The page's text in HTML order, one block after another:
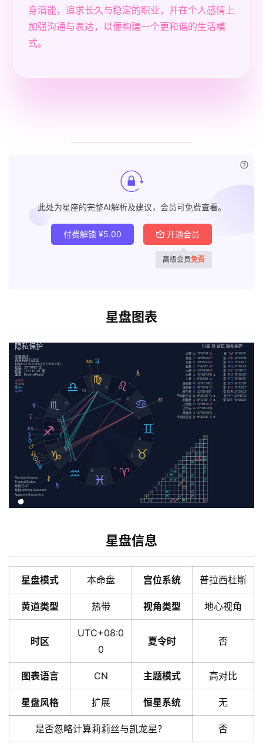
身潜能，追求长久与稳定的职业，并在个人感情上
加强沟通与表达，以便构建一个更和谐的生活模
式。
此处为星座的完整AI解析及建议，会员可免费查看。
付费解锁 ¥5.00 开通会员
高级会员免费
星盘图表
隐私保护
命盤資訊:
香港特别行政区
1992-01-03 05:05 [+08:00]
緯度: 22°16’42’ 北
經度: 114°10’15’ 東
盤型: ExternalNatal
Placidus Houses
Tropical Zodiac
月相 日: 27
月相: Waning Crescent
Apparent Geocentric
1
2
3
4
5
6
7
8
9
10
11
12
火 51%
土 37%
風 4%
水 8%
行星 與 宫位 隐私保护:
太陽 11°43’31’
月亮 18°59’25’
水星 20°21’32’
金星 2°42’07’
火星 25°10’20’
木星 14°36’53’
土星 6°03’58’
天王星 13°47’34’
海王星 16°17’14’
冥王星 22°08’46’
平均北交点 9°42’26’
凱龍星 8°12’38’
上升點 13°48’13’
上中天 21°29’23’
黑月亮 27°55’18’
平均南交点 9°42’26’
宮 1: 13°48’13’
宮 2: 14°22’58’
宮 3: 17°33’07’
宮 4: 21°29’23’
宮 5: 22°40’12’
宮 6: 19°38’25’
宮 7: 13°48’13’
宮 8: 14°22’58’
宮 9: 17°33’07’
宮 10: 21°29’23’
宮 11: 22°40’12’
宮 12: 19°38’25’
As
Mc
Ds
星盘信息
星盘模式 本命盘 宫位系统 普拉西杜斯
黄道类型 热带 视角类型 地心视角
时区
UTC+08:0
0
夏令时 否
图表语言 CN 主题模式 高对比
星盘风格 扩展 恒星系统 无
是否忽略计算莉莉丝与凯龙星？ 否